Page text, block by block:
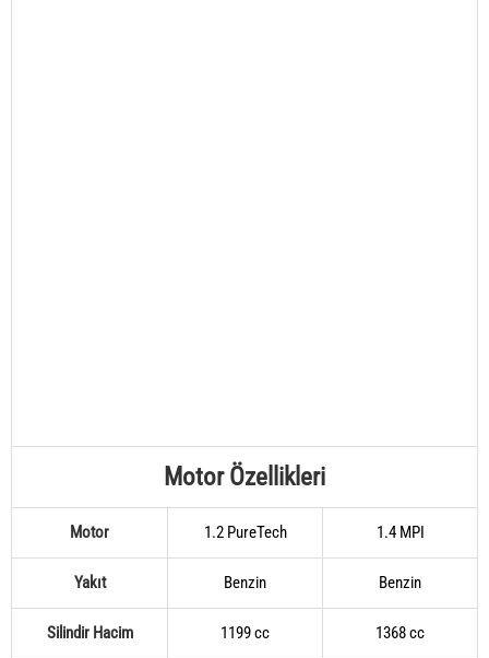
Motor Özellikleri
Motor 1.2 PureTech 1.4 MPI
Yakıt Benzin Benzin
Silindir Hacim 1199 cc 1368 cc